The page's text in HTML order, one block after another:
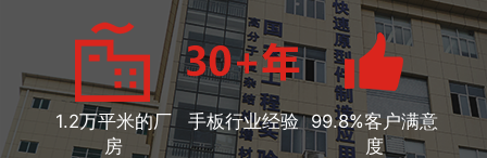
1.2万平米的厂
房
手板行业经验 99.8%客户满意
度